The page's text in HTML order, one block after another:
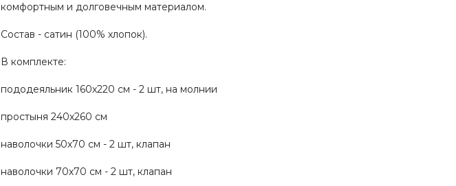
комфортным и долговечным материалом.
Состав - сатин (100% хлопок).
В комплекте:
пододеяльник 160х220 см - 2 шт, на молнии
простыня 240х260 см
наволочки 50х70 см - 2 шт, клапан
наволочки 70х70 см - 2 шт, клапан